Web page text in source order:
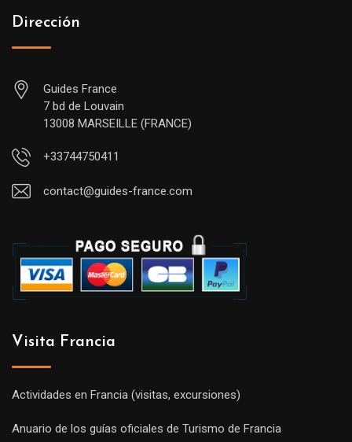
Dirección
Guides France
7 bd de Louvain
13008 MARSEILLE (FRANCE)
+33744750411
contact@guides-france.com
Visita Francia
Actividades en Francia (visitas, excursiones)
Anuario de los guías oficiales de Turismo de Francia